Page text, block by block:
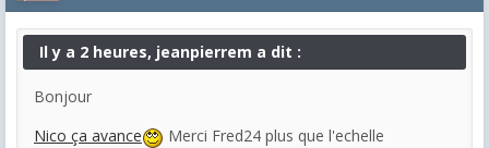
Il y a 2 heures, jeanpierrem a dit :
Bonjour
Nico ça avance
Merci Fred24 plus que l'echelle